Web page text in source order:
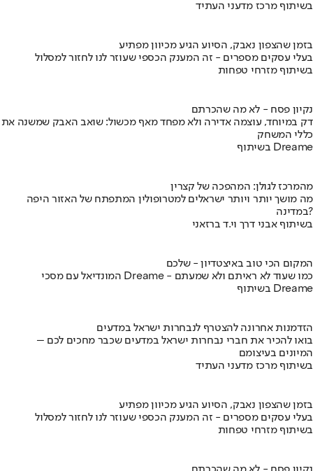
בשיתוף מרכז מדעני העתיד
בזמן שהצפון נאבק, הסיוע הגיע מכיוון מפתיע
בעלי עסקים מספרים - זה המענק הכספי שעוזר לנו לחזור למסלול
בשיתוף מזרחי טפחות
נקיון פסח - לא מה שהכרתם
דק במיוחד, עוצמה אדירה ולא מפחד מאף מכשול: שואב האבק שמשנה את
כללי המשחק
בשיתוף Dreame
מהמרכז לגולן: המהפכה של קצרין
מה מושך יותר ויותר ישראלים למטרופולין המתפתח של האזור היפה
במדינה?
בשיתוף אבני דרך וי.ד ברזאני
המקום הכי טוב באיצטדיון - שלכם
המונדיאל עם מסכי Dreame - כמו שעוד לא ראיתם ולא שמעתם
בשיתוף Dreame
הזדמנות אחרונה להצטרף לנבחרות ישראל במדעים
בואו להכיר את חברי נבחרות ישראל במדעים שכבר מחכים לכם –
המיונים בעיצומם
בשיתוף מרכז מדעני העתיד
בזמן שהצפון נאבק, הסיוע הגיע מכיוון מפתיע
בעלי עסקים מספרים - זה המענק הכספי שעוזר לנו לחזור למסלול
בשיתוף מזרחי טפחות